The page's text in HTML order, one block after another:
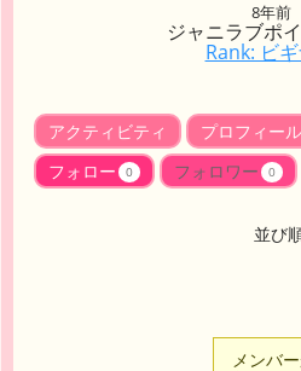
8年前
ジャニラブポ
Rank: ビ
アクティビティ プロフィール
フォロー 0 フォロワー 0
並び
メンバ